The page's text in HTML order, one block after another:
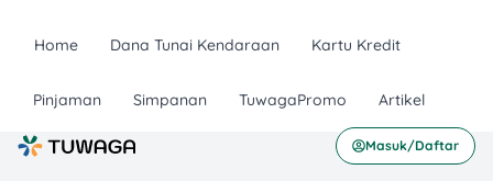
Home Dana Tunai Kendaraan Kartu Kredit
Pinjaman Simpanan TuwagaPromo Artikel
Masuk/Daftar